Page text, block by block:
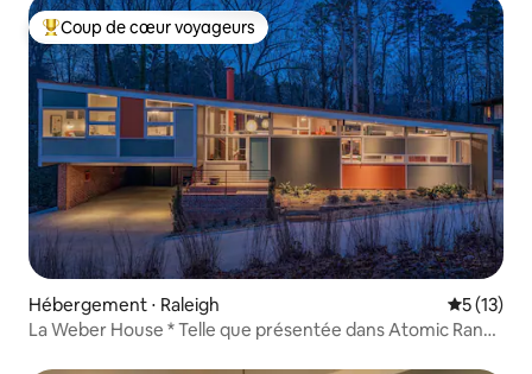
Coups de cœur voyageurs les plus appréciés
Coup de cœur voyageurs
Hébergement ⋅ Raleigh
5 (13)
La Weber House * Telle que présentée dans Atomic Ranch